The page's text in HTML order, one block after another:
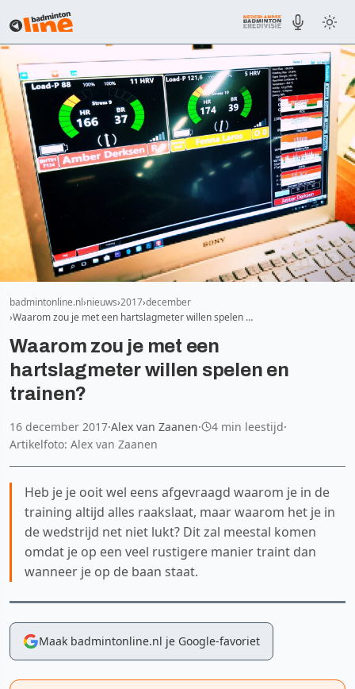
badmintonline.nl nieuws 2017 december
Waarom zou je met een hartslagmeter willen spelen …
Waarom zou je met een
hartslagmeter willen spelen en
trainen?
16 december 2017·Alex van Zaanen· 4 min leestijd·
Artikelfoto: Alex van Zaanen
Heb je je ooit wel eens afgevraagd waarom je in de
training altijd alles raakslaat, maar waarom het je in
de wedstrijd net niet lukt? Dit zal meestal komen
omdat je op een veel rustigere manier traint dan
wanneer je op de baan staat.
Maak badmintonline.nl je Google-favoriet